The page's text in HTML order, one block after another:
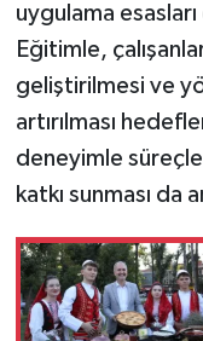
uygulama esasları
Eğitimle,
geliştirilmesi ve
artırılması
deneyimle
katkı sunması da